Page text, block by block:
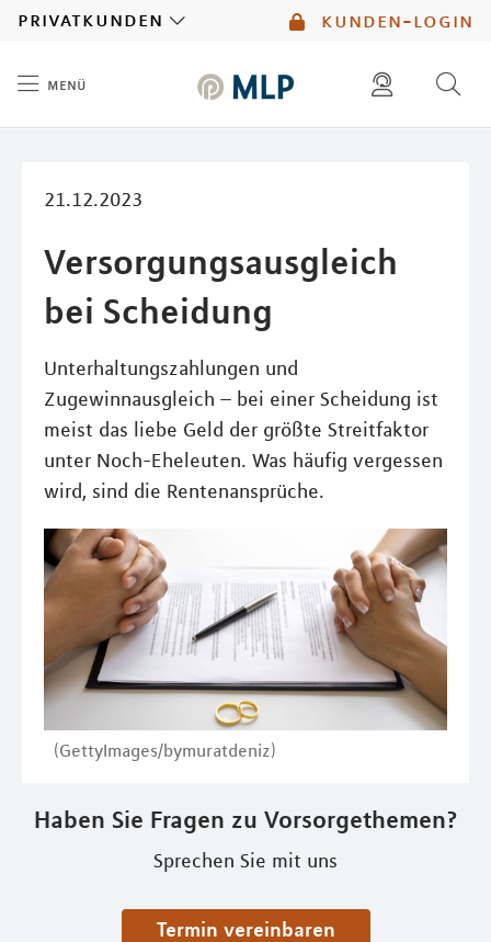
kunden-login
privatkunden
menü
21.12.2023
Versorgungsausgleich
bei Scheidung
Unterhaltungszahlungen und
Zugewinnausgleich – bei einer Scheidung ist
meist das liebe Geld der größte Streitfaktor
unter Noch-Eheleuten. Was häufig vergessen
wird, sind die Rentenansprüche.
(GettyImages/bymuratdeniz)
Haben Sie Fragen zu Vorsorgethemen?
Sprechen Sie mit uns
Termin vereinbaren